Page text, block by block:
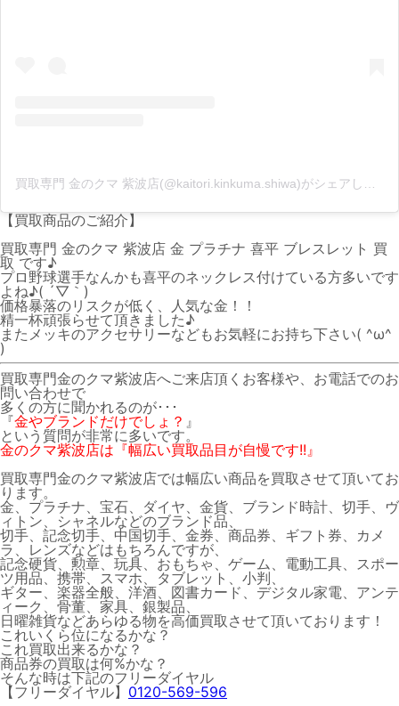
買取専門 金のクマ 紫波店(@kaitori.kinkuma.shiwa)がシェアした投稿
【買取商品のご紹介】
買取専門 金のクマ 紫波店 金 プラチナ 喜平 ブレスレット 買
取 です♪
プロ野球選手なんかも喜平のネックレス付けている方多いです
よね♪( ´▽｀)
価格暴落のリスクが低く、人気な金！！
精一杯頑張らせて頂きました♪
またメッキのアクセサリーなどもお気軽にお持ち下さい( ^ω^
)
買取専門金のクマ紫波店へご来店頂くお客様や、お電話でのお
問い合わせで
多くの方に聞かれるのが･･･
『金やブランドだけでしょ？ 』
という質問が非常に多いです。
金のクマ紫波店は『幅広い買取品目が自慢です!!』
買取専門金のクマ紫波店では幅広い商品を買取させて頂いてお
ります。
金、プラチナ、宝石、ダイヤ、金貨、ブランド時計、切手、ヴ
ィトン、シャネルなどのブランド品、
切手、記念切手、中国切手、金券、商品券、ギフト券、カメ
ラ、レンズなどはもちろんですが、
記念硬貨、勲章、玩具、おもちゃ、ゲーム、電動工具、スポー
ツ用品、携帯、スマホ、タブレット、小判、
ギター、楽器全般、洋酒、図書カード、デジタル家電、アンテ
ィーク、骨董、家具、銀製品、
日曜雑貨などあらゆる物を高価買取させて頂いております！
これいくら位になるかな？
これ買取出来るかな？
商品券の買取は何%かな？
そんな時は下記のフリーダイヤル
【フリーダイヤル】 0120-569-596